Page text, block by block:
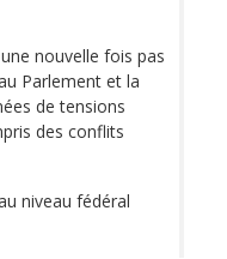
nouvelle fois pas
Parlement et la
de tensions
des conflits
niveau fédéral